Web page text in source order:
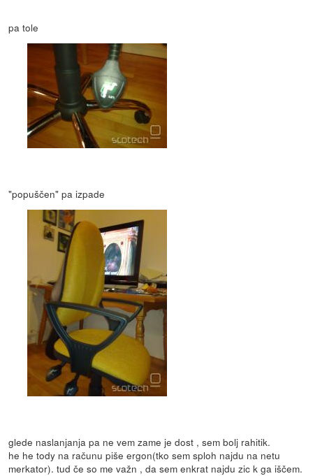
pa tole
"popuščen" pa izpade
glede naslanjanja pa ne vem zame je dost , sem bolj rahitik.
he he tody na računu piše ergon(tko sem sploh najdu na netu
merkator). tud če so me važn , da sem enkrat najdu zic k ga iščem.